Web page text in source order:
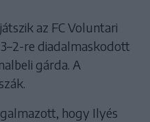
az FC Voluntari
re diadalmaskodott
gárda. A
hogy Ilyés